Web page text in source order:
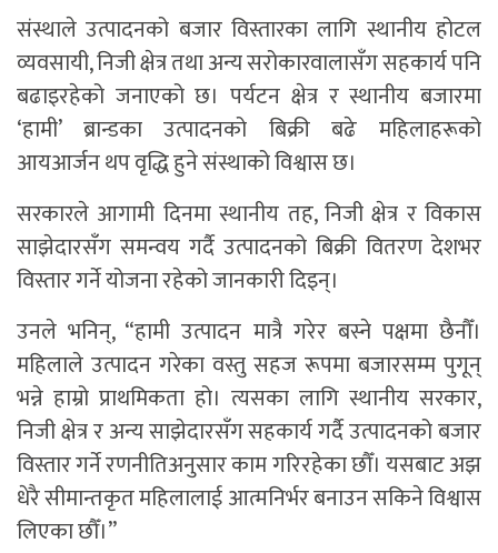
संस्थाले उत्पादनको बजार विस्तारका लागि स्थानीय होटल
व्यवसायी, निजी क्षेत्र तथा अन्य सरोकारवालासँग सहकार्य पनि
बढाइरहेको जनाएको छ। पर्यटन क्षेत्र र स्थानीय बजारमा
‘हामी’ ब्रान्डका उत्पादनको बिक्री बढे महिलाहरूको
आयआर्जन थप वृद्धि हुने संस्थाको विश्वास छ।
सरकारले आगामी दिनमा स्थानीय तह, निजी क्षेत्र र विकास
साझेदारसँग समन्वय गर्दै उत्पादनको बिक्री वितरण देशभर
विस्तार गर्ने योजना रहेको जानकारी दिइन्।
उनले भनिन्, “हामी उत्पादन मात्रै गरेर बस्ने पक्षमा छैनौँ।
महिलाले उत्पादन गरेका वस्तु सहज रूपमा बजारसम्म पुगून्
भन्ने हाम्रो प्राथमिकता हो। त्यसका लागि स्थानीय सरकार,
निजी क्षेत्र र अन्य साझेदारसँग सहकार्य गर्दै उत्पादनको बजार
विस्तार गर्ने रणनीतिअनुसार काम गरिरहेका छौँ। यसबाट अझ
धेरै सीमान्तकृत महिलालाई आत्मनिर्भर बनाउन सकिने विश्वास
लिएका छौँ।”